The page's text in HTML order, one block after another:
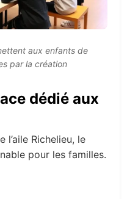
aux enfants de
par la création
dédié aux
l’aile Richelieu, le
pour les familles.